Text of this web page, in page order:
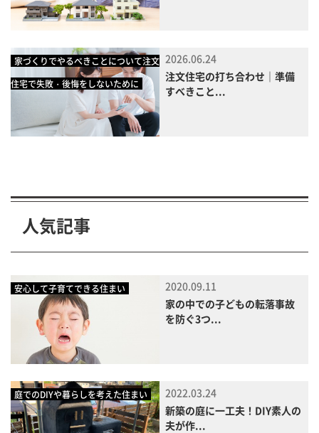
家づくりでやるべきことについて注文
住宅で失敗・後悔をしないために
2026.06.24
注文住宅の打ち合わせ｜準備
すべきこと...
人気記事
安心して子育てできる住まい
2020.09.11
家の中での子どもの転落事故
を防ぐ3つ...
庭でのDIYや暮らしを考えた住まい
2022.03.24
新築の庭に一工夫！DIY素人の
夫が作...